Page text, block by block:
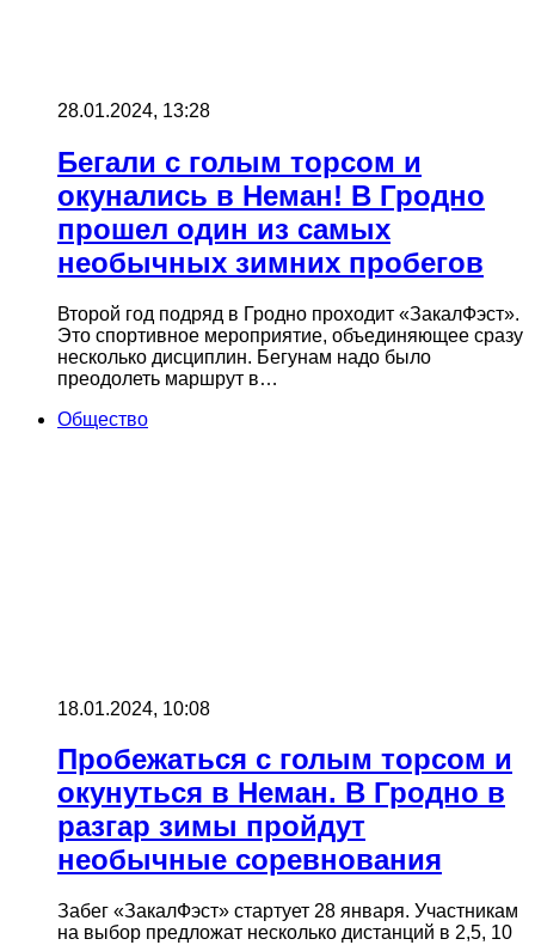
28.01.2024, 13:28
Бегали с голым торсом и
окунались в Неман! В Гродно
прошел один из самых
необычных зимних пробегов
Второй год подряд в Гродно проходит «ЗакалФэст».
Это спортивное мероприятие, объединяющее сразу
несколько дисциплин. Бегунам надо было
преодолеть маршрут в…
Общество
18.01.2024, 10:08
Пробежаться с голым торсом и
окунуться в Неман. В Гродно в
разгар зимы пройдут
необычные соревнования
Забег «ЗакалФэст» стартует 28 января. Участникам
на выбор предложат несколько дистанций в 2,5, 10